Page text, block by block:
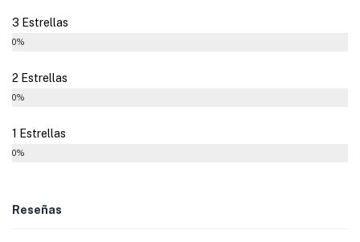
3 Estrellas
0%
2 Estrellas
0%
1 Estrellas
0%
Reseñas